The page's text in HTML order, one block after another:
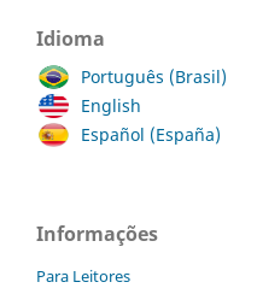
Idioma
Português (Brasil)
English
Español (España)
Informações
Para Leitores